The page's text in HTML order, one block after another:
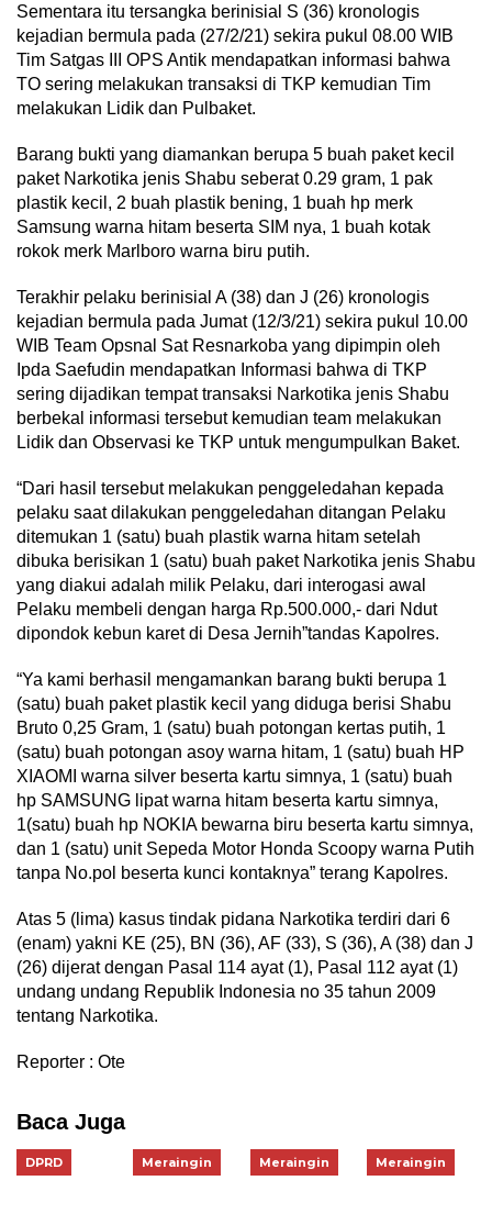
Sementara itu tersangka berinisial S (36) kronologis
kejadian bermula pada (27/2/21) sekira pukul 08.00 WIB
Tim Satgas III OPS Antik mendapatkan informasi bahwa
TO sering melakukan transaksi di TKP kemudian Tim
melakukan Lidik dan Pulbaket.
Barang bukti yang diamankan berupa 5 buah paket kecil
paket Narkotika jenis Shabu seberat 0.29 gram, 1 pak
plastik kecil, 2 buah plastik bening, 1 buah hp merk
Samsung warna hitam beserta SIM nya, 1 buah kotak
rokok merk Marlboro warna biru putih.
Terakhir pelaku berinisial A (38) dan J (26) kronologis
kejadian bermula pada Jumat (12/3/21) sekira pukul 10.00
WIB Team Opsnal Sat Resnarkoba yang dipimpin oleh
Ipda Saefudin mendapatkan Informasi bahwa di TKP
sering dijadikan tempat transaksi Narkotika jenis Shabu
berbekal informasi tersebut kemudian team melakukan
Lidik dan Observasi ke TKP untuk mengumpulkan Baket.
“Dari hasil tersebut melakukan penggeledahan kepada
pelaku saat dilakukan penggeledahan ditangan Pelaku
ditemukan 1 (satu) buah plastik warna hitam setelah
dibuka berisikan 1 (satu) buah paket Narkotika jenis Shabu
yang diakui adalah milik Pelaku, dari interogasi awal
Pelaku membeli dengan harga Rp.500.000,- dari Ndut
dipondok kebun karet di Desa Jernih”tandas Kapolres.
“Ya kami berhasil mengamankan barang bukti berupa 1
(satu) buah paket plastik kecil yang diduga berisi Shabu
Bruto 0,25 Gram, 1 (satu) buah potongan kertas putih, 1
(satu) buah potongan asoy warna hitam, 1 (satu) buah HP
XIAOMI warna silver beserta kartu simnya, 1 (satu) buah
hp SAMSUNG lipat warna hitam beserta kartu simnya,
1(satu) buah hp NOKIA bewarna biru beserta kartu simnya,
dan 1 (satu) unit Sepeda Motor Honda Scoopy warna Putih
tanpa No.pol beserta kunci kontaknya” terang Kapolres.
Atas 5 (lima) kasus tindak pidana Narkotika terdiri dari 6
(enam) yakni KE (25), BN (36), AF (33), S (36), A (38) dan J
(26) dijerat dengan Pasal 114 ayat (1), Pasal 112 ayat (1)
undang undang Republik Indonesia no 35 tahun 2009
tentang Narkotika.
Reporter : Ote
Baca Juga
DPRD Meraingin Meraingin Meraingin